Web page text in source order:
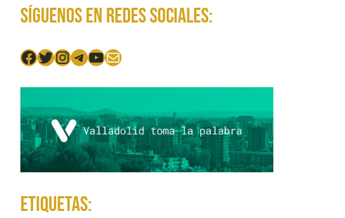
Síguenos en redes sociales:
Facebook
Twitter
Instagram
Telegram
YouTube
Mail
Etiquetas: